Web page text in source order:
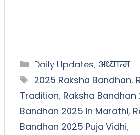
Daily Updates, अध्यात्म
2025 Raksha Bandhan,
Tradition, Raksha Bandhan
Bandhan 2025 In Marathi,
Bandhan 2025 Puja Vidhi,